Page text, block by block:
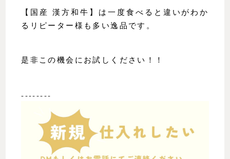
【国産 漢方和牛】は一度食べると違いがわか
るリピーター様も多い逸品です。
是非この機会にお試しください！！
--------